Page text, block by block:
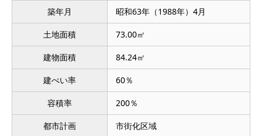
築年月 昭和63年（1988年）4月
土地面積 73.00㎡
建物面積 84.24㎡
建ぺい率 60％
容積率 200％
都市計画 市街化区域